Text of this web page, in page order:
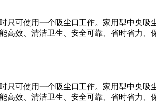
只可使用一个吸尘口工作。家用型中央
效、清洁卫生、安全可靠、省时省力、
只可使用一个吸尘口工作。家用型中央
效、清洁卫生、安全可靠、省时省力、